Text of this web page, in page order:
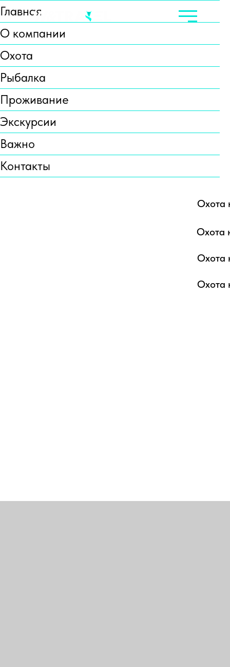
Главная
О компании
Охота
Рыбалка
Проживание
Экскурсии
Важно
Контакты
Охота
Охота
Охота
Охота